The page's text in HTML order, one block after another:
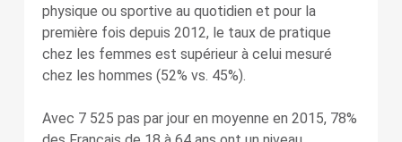
physique ou sportive au quotidien et pour la
première fois depuis 2012, le taux de pratique
chez les femmes est supérieur à celui mesuré
chez les hommes (52% vs. 45%).
Avec 7 525 pas par jour en moyenne en 2015, 78%